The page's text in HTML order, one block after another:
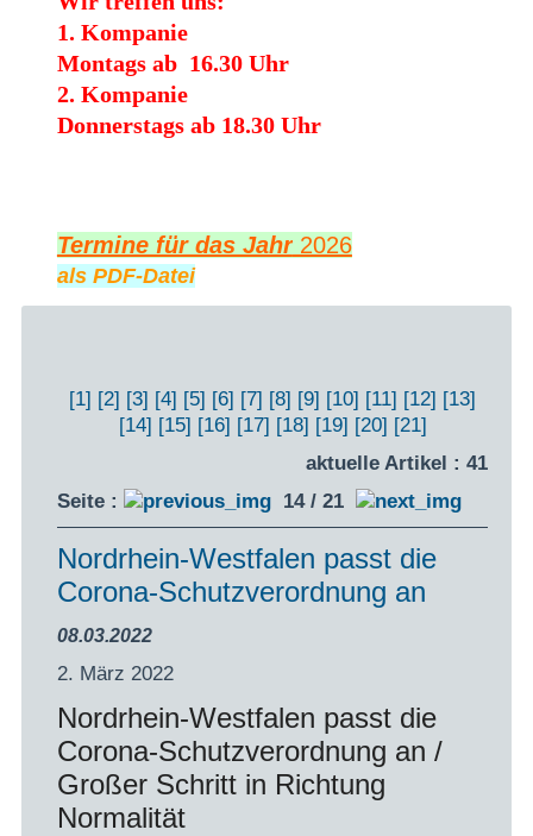
1. Kompanie
Montags ab 16.30 Uhr
2. Kompanie
Donnerstags ab 18.30 Uhr
Termine für das Jahr2026
als PDF-Datei
[1] [2] [3] [4] [5] [6] [7] [8] [9] [10] [11] [12] [13]
[14] [15] [16] [17] [18] [19] [20] [21]
aktuelle Artikel : 41
Seite :
14 / 21
Nordrhein-Westfalen passt die
Corona-Schutzverordnung an
08.03.2022
2. März 2022
Nordrhein-Westfalen passt die
Corona-Schutzverordnung an /
Großer Schritt in Richtung
Normalität